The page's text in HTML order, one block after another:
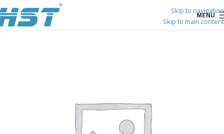
Skip to navigation
Skip to main content
MENU